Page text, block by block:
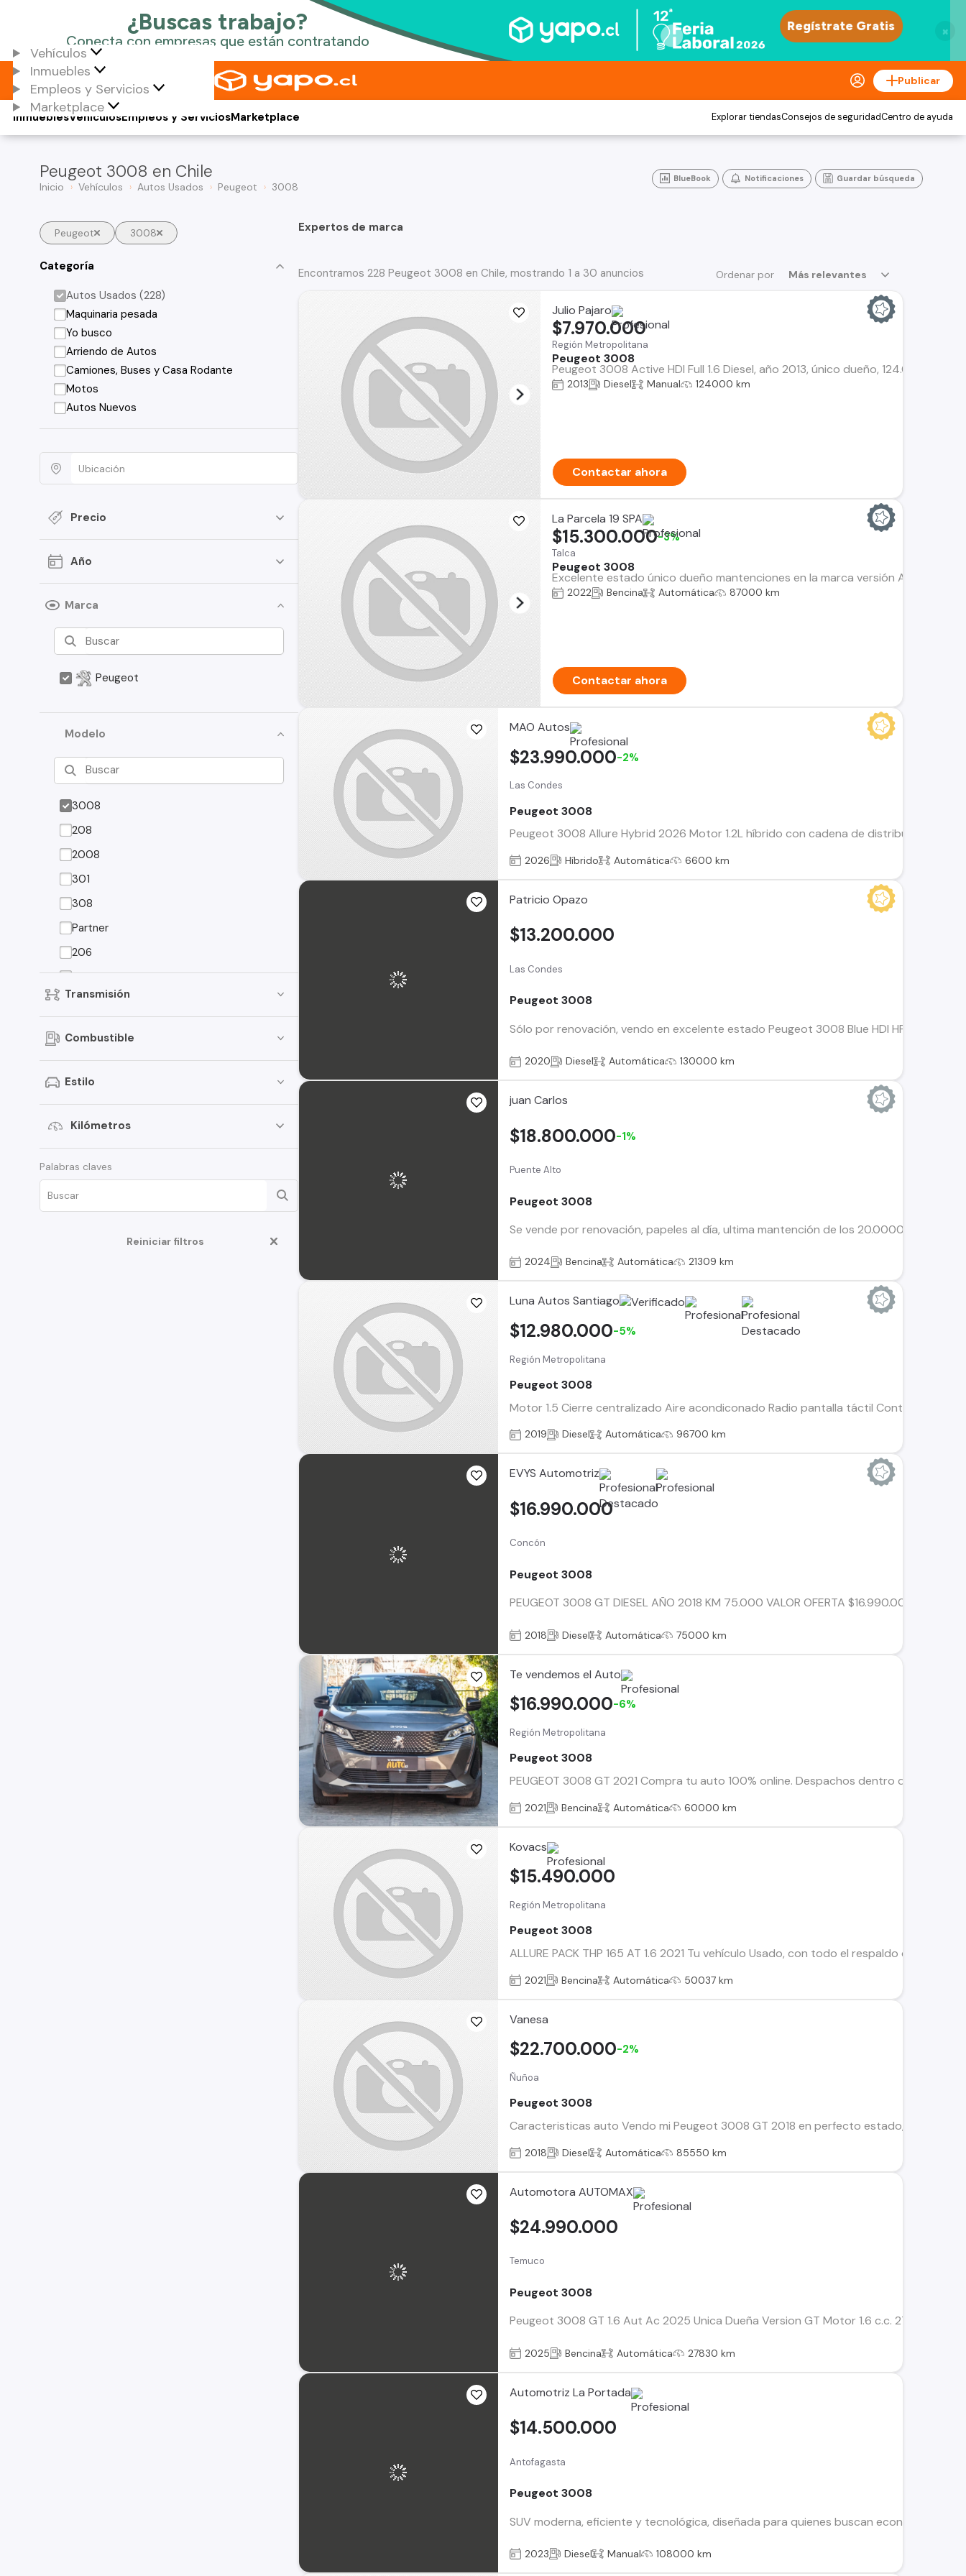
×
Vehículos
Inmuebles
Empleos y Servicios
Marketplace
Publicar
Vehículos
Inmuebles Empleos y ServiciosMarketplace Explorar tiendasConsejos de seguridadCentro de ayuda
Peugeot 3008 en Chile
Inicio Vehículos Autos Usados Peugeot 3008
BlueBook Notificaciones Guardar búsqueda
Peugeot 3008
Categoría
Autos Usados (228)
Maquinaria pesada
Yo busco
Arriendo de Autos
Camiones, Buses y Casa Rodante
Motos
Autos Nuevos
Precio
Año
Marca
Peugeot
Modelo
3008
208
2008
301
308
Partner
206
307
207
306
508
Expert
Traveller
406
Transmisión
Combustible
Estilo
Kilómetros
Palabras claves
Reiniciar filtros
Expertos de marca
Ordenar por Más relevantes
Encontramos 228 Peugeot 3008 en Chile, mostrando 1 a 30 anuncios
Julio Pajaro
Región Metropolitana
Peugeot 3008
Peugeot 3008 Active HDI Full 1.6 Diesel, año 2013, único dueño, 124.000
$7.970.000
2013 Diesel Manual 124000 km
Contactar ahora
La Parcela 19 SPA
Talca
Peugeot 3008
Excelente estado único dueño mantenciones en la marca versión Allure
$15.300.000-3%
2022 Bencina Automática 87000 km
Contactar ahora
MAO Autos
Las Condes
Peugeot 3008
Peugeot 3008 Allure Hybrid 2026 Motor 1.2L híbrido con cadena de distribución
$23.990.000-2%
2026 Híbrido Automática 6600 km
Patricio Opazo
Las Condes
Peugeot 3008
Sólo por renovación, vendo en excelente estado Peugeot 3008 Blue HDI HP 1.5 AUT,
$13.200.000
2020 Diesel Automática 130000 km
juan Carlos
Puente Alto
Peugeot 3008
Se vende por renovación, papeles al día, ultima mantención de los 20.0000 mil KM.,
$18.800.000-1%
2024 Bencina Automática 21309 km
Luna Autos Santiago
Región Metropolitana
Peugeot 3008
Motor 1.5 Cierre centralizado Aire acondiconado Radio pantalla táctil Controles de
$12.980.000-5%
2019 Diesel Automática 96700 km
EVYS Automotriz
Concón
Peugeot 3008
PEUGEOT 3008 GT DIESEL AÑO 2018 KM 75.000 VALOR OFERTA $16.990.000
$16.990.000
2018 Diesel Automática 75000 km
Te vendemos el Auto
Región Metropolitana
Peugeot 3008
PEUGEOT 3008 GT 2021 Compra tu auto 100% online. Despachos dentro de la RM y
$16.990.000-6%
2021 Bencina Automática 60000 km
Kovacs
Región Metropolitana
Peugeot 3008
ALLURE PACK THP 165 AT 1.6 2021 Tu vehículo Usado, con todo el respaldo de
$15.490.000
2021 Bencina Automática 50037 km
Vanesa
Ñuñoa
Peugeot 3008
Caracteristicas auto Vendo mi Peugeot 3008 GT 2018 en perfecto estado, muy
$22.700.000-2%
2018 Diesel Automática 85550 km
Automotora AUTOMAX
Temuco
Peugeot 3008
Peugeot 3008 GT 1.6 Aut Ac 2025 Unica Dueña Version GT Motor 1.6 c.c. 27.830
$24.990.000
2025 Bencina Automática 27830 km
Automotriz La Portada
Antofagasta
Peugeot 3008
SUV moderna, eficiente y tecnológica, diseñada para quienes buscan economía,
$14.500.000
2023 Diesel Manual 108000 km